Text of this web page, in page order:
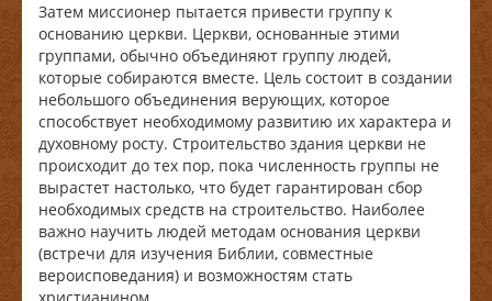
Затем миссионер пытается привести группу к
основанию церкви. Церкви, основанные этими
группами, обычно объединяют группу людей,
которые собираются вместе. Цель состоит в создании
небольшого объединения верующих, которое
способствует необходимому развитию их характера и
духовному росту. Строительство здания церкви не
происходит до тех пор, пока численность группы не
вырастет настолько, что будет гарантирован сбор
необходимых средств на строительство. Наиболее
важно научить людей методам основания церкви
(встречи для изучения Библии, совместные
вероисповедания) и возможностям стать